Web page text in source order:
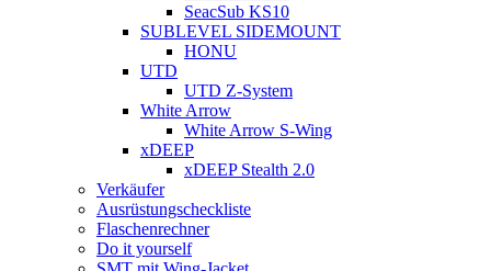
SeacSub KS10
SUBLEVEL SIDEMOUNT
HONU
UTD
UTD Z-System
White Arrow
White Arrow S-Wing
xDEEP
xDEEP Stealth 2.0
Verkäufer
Ausrüstungscheckliste
Flaschenrechner
Do it yourself